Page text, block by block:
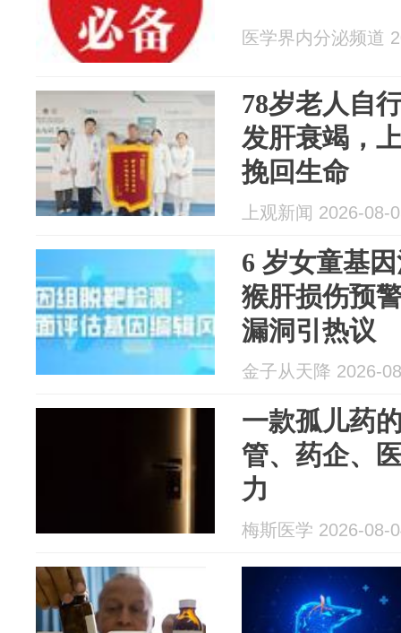
医学界内分泌频道
78岁老人自
发肝衰竭，
挽回生命
上观新闻 2026-08-
6 岁女童基
猴肝损伤预
漏洞引热议
金子从天降 2026-
一款孤儿药
管、药企、
力
梅斯医学 2026-08-